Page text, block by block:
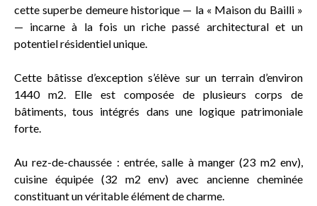
cette superbe demeure historique — la « Maison du Bailli »
— incarne à la fois un riche passé architectural et un
potentiel résidentiel unique.
Cette bâtisse d’exception s’élève sur un terrain d’environ
1440 m2. Elle est composée de plusieurs corps de
bâtiments, tous intégrés dans une logique patrimoniale
forte.
Au rez-de-chaussée : entrée, salle à manger (23 m2 env),
cuisine équipée (32 m2 env) avec ancienne cheminée
constituant un véritable élément de charme.